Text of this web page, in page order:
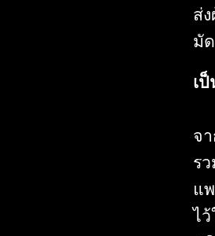
ส่
มั
เ
จ
ร
แ
ไ